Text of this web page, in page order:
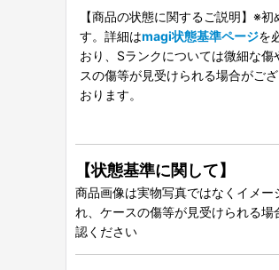
【商品の状態に関するご説明】※
す。詳細はmagi状態基準ページを
おり、Sランクについては微細な
スの傷等が見受けられる場合がご
おります。
【状態基準に関して】
商品画像は実物写真ではなくイメ
れ、ケースの傷等が見受けられる
認ください